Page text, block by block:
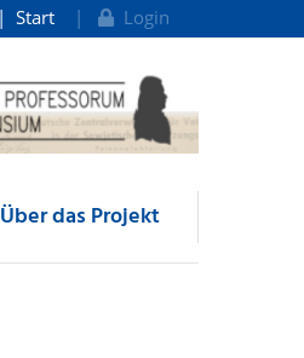
Start Login
Über das Projekt